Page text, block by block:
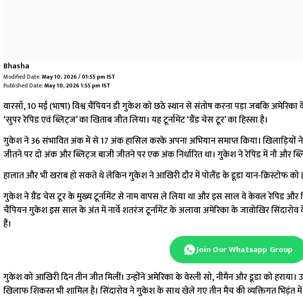
Bhasha
Modified Date: May 10, 2026 / 01:55 pm IST
Published Date: May 10, 2026 1:55 pm IST
वारसॉ, 10 मई (भाषा) विश्व चैंपियन डी गुकेश को छठे स्थान से संतोष करना पड़ा जबकि
‘सुपर रेपिड एवं ब्लिट्ज’ का खिताब जीत लिया। यह टूर्नामेंट ‘ग्रैंड चेस टूर’ का हिस्सा है।
गुकेश ने 36 संभावित अंक में से 17 अंक हासिल करके अपना अभियान समाप्त किया। खिलाड़ियों ने
जीतने पर दो अंक और ब्लिट्ज बाजी जीतने पर एक अंक निर्धारित था। गुकेश ने रेपिड में नौ और
हालात और भी खराब हो सकते थे लेकिन गुकेश ने आखिरी दौर में पोलैंड के डूडा यान-क्रिस्टोफ को
गुकेश ने ग्रैंड चेस टूर के मुख्य टूर्नामेंट से नाम वापस ले लिया था और इस साल वे केवल रेपिड और
चैंपियन गुकेश इस साल के अंत में नार्वे शतरंज टूर्नामेंट के अलावा अमेरिका के जावोखिर
हैं।
Join Our Whatsapp Group
गुकेश को आखिरी दिन तीन जीत मिलीं। उन्होंने अमेरिका के वेस्ली सो, नीमैन और डूडा को हराया।
खिलाफ शिकस्त भी शामिल है। सिंदारोव ने गुकेश के साथ खेले गए तीन मैच की व्यक्तिगत भिड़ंत